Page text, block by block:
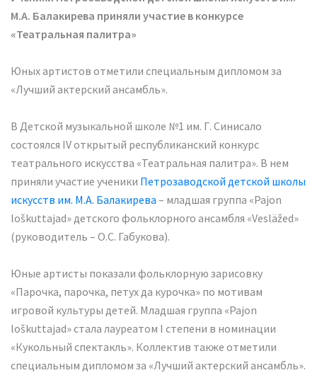
М.А. Балакирева приняли участие в конкурсе
«Театральная палитра»
Юных артистов отметили специальным дипломом за
«Лучший актерский ансамбль».
В Детской музыкальной школе №1 им. Г. Синисало
состоялся IV открытый республиканский конкурс
театрального искусства «Театральная палитра». В нем
приняли участие ученики Петрозаводской детской школы
искусств им. М.А. Балакирева – младшая группа «Pajon
loškuttajad» детского фольклорного ансамбля «Vesläžed»
(руководитель – О.С. Габукова).
Юные артисты показали фольклорную зарисовку
«Парочка, парочка, петух да курочка» по мотивам
игровой культуры детей. Младшая группа «Pajon
loškuttajad» стала лауреатом I степени в номинации
«Кукольный спектакль». Коллектив также отметили
специальным дипломом за «Лучший актерский ансамбль».